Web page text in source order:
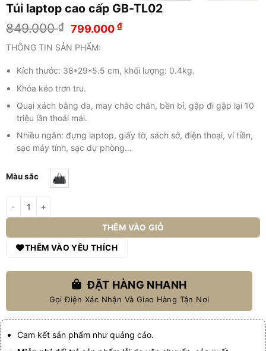
Túi laptop cao cấp GB-TL02
849.000₫ Giá
gốc
là:
849.000 ₫.
799.000₫Giá
là:
799.000 ₫.
THÔNG TIN SẢN PHẨM:
Kích thước: 38*29*5.5 cm, khối lượng: 0.4kg.
Khóa kéo trơn tru.
Quai xách bằng da, may chắc chắn, bền bỉ, gập đi gập lại 10
triệu lần thoải mái.
Nhiều ngăn: đựng laptop, giấy tờ, sách sở, điện thoại, ví tiền,
sạc máy tính, sạc dự phòng…
Màu sắc
Túi laptop cao cấp GB-TL02 số lượng
THÊM VÀO GIỎ
THÊM VÀO YÊU THÍCH
ĐẶT HÀNG NHANH
Gọi Điện Xác Nhận Và Giao Hàng Tận Nơi
Cam kết sản phẩm như quảng cáo.